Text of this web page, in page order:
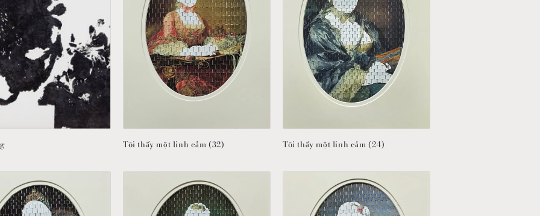
Tôi thấy một linh cảm (32) Tôi thấy một linh cảm (24)